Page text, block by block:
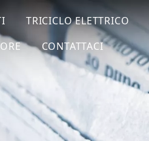
TRICICLO ELETTRICO
CONTATTACI